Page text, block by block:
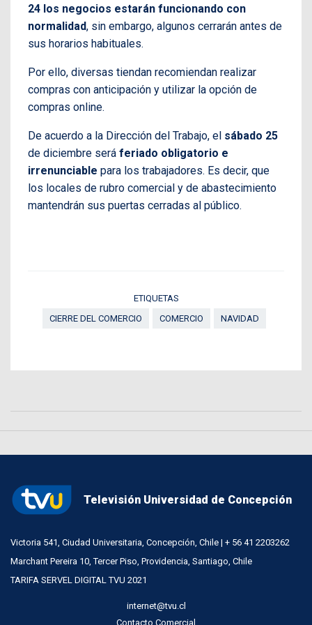
24 los negocios estarán funcionando con
normalidad, sin embargo, algunos cerrarán antes de
sus horarios habituales.
Por ello, diversas tiendan recomiendan realizar
compras con anticipación y utilizar la opción de
compras online.
De acuerdo a la Dirección del Trabajo, el sábado 25
de diciembre será feriado obligatorio e
irrenunciable para los trabajadores. Es decir, que
los locales de rubro comercial y de abastecimiento
mantendrán sus puertas cerradas al público.
ETIQUETAS
CIERRE DEL COMERCIO
COMERCIO NAVIDAD
Televisión Universidad de Concepción
Victoria 541, Ciudad Universitaria, Concepción, Chile | + 56 41 2203262
Marchant Pereira 10, Tercer Piso, Providencia, Santiago, Chile
TARIFA SERVEL DIGITAL TVU 2021
internet@tvu.cl
Contacto Comercial